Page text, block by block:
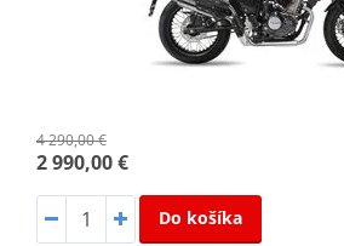
4 290,00 €
2 990,00 €
Do košíka